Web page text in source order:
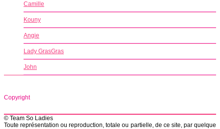
Camille
Kouny
Angie
Lady GrasGras
John
Copyright
© Team So Ladies
Toute représentation ou reproduction, totale ou partielle, de ce site, par quelque